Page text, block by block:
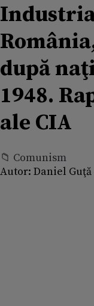
după
1948.
ale CIA
📁 Comunism
Autor: Daniel Guţă